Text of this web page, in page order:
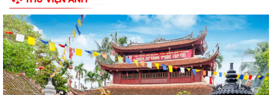
mặt trên địa bàn Điện lực Thủy...
Đề nghị hỗ trợ giới thiệu nguồn hiện vật và kết nối thân nhân liệt sĩ, cựu
chiến binh phục vụ cuộc...
Quyết định về việc phê duyệt giá đất cụ thể; phương án bồi thường bồi
thường, hỗ trợ, tái định cư...